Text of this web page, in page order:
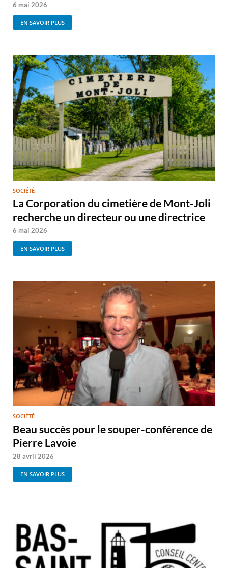
6 mai 2026
EN SAVOIR PLUS
SOCIÉTÉ
La Corporation du cimetière de Mont-Joli
recherche un directeur ou une directrice
6 mai 2026
EN SAVOIR PLUS
SOCIÉTÉ
Beau succès pour le souper-conférence de
Pierre Lavoie
28 avril 2026
EN SAVOIR PLUS